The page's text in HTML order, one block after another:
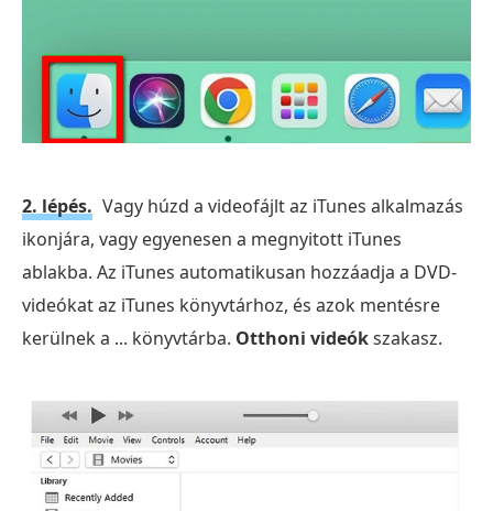
2. lépés. Vagy húzd a videofájlt az iTunes alkalmazás
ikonjára, vagy egyenesen a megnyitott iTunes
ablakba. Az iTunes automatikusan hozzáadja a DVD-
videókat az iTunes könyvtárhoz, és azok mentésre
kerülnek a ... könyvtárba. Otthoni videókszakasz.